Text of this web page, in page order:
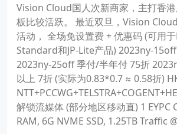
Vision Cloud国人次新商家，主打香
板比较活跃。 最近双旦，Vision
活动， 全场免设置费 + 优惠码 (可用
Standard和JP-Lite产品) 2023ny-
2023ny-25off 季付/半年付 75折
以上 7折 (实际为0.83*0.7 ≈ 0.58折)
解锁流媒体 (部分地区移动直) 1 EYPC
RAM, 6G NVME SSD, 1.25TB Traffic